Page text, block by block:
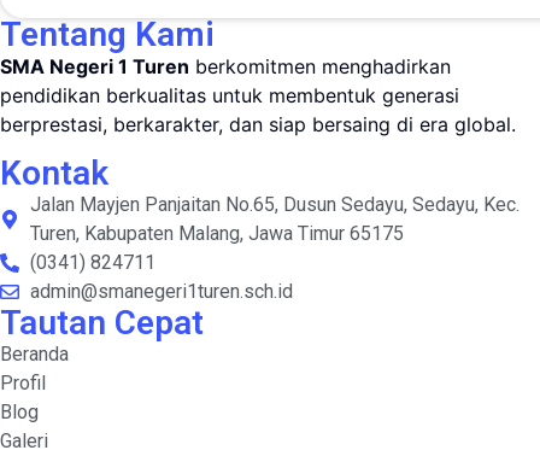
Tentang Kami
SMA Negeri 1 Turen berkomitmen menghadirkan
pendidikan berkualitas untuk membentuk generasi
berprestasi, berkarakter, dan siap bersaing di era global.
Kontak
Jalan Mayjen Panjaitan No.65, Dusun Sedayu, Sedayu, Kec.
Turen, Kabupaten Malang, Jawa Timur 65175
(0341) 824711
admin@smanegeri1turen.sch.id
Tautan Cepat
Beranda
Profil
Blog
Galeri